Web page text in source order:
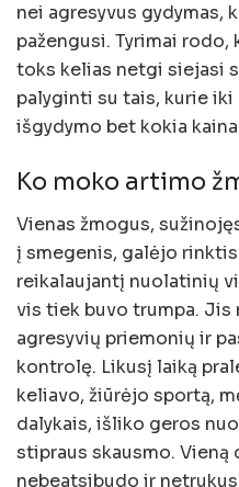
nei agresyvus gydymas,
pažengusi. Tyrimai rodo,
toks kelias netgi siejasi
palyginti su tais, kurie iki
išgydymo bet kokia
Ko moko artimo
Vienas žmogus,
į smegenis, galėjo
reikalaujantį nuolatinių
vis tiek buvo trumpa. Jis
agresyvių priemonių ir
kontrolę. Likusį laiką
keliavo, žiūrėjo sportą,
dalykais, išliko geros
stipraus skausmo.
nebeatsibudo ir